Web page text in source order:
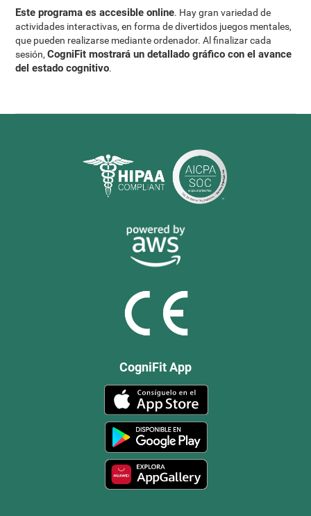
Este programa es accesible online. Hay gran variedad de
actividades interactivas, en forma de divertidos juegos mentales,
que pueden realizarse mediante ordenador. Al finalizar cada
sesión,CogniFit mostrará un detallado gráfico con el avance
del estado cognitivo.
CogniFit App